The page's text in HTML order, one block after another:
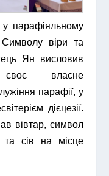
у парафіяльному
Символу віри та
Ян висловив
своє власне
парафії, у
дієцезії.
вівтар, символ
сів на місце